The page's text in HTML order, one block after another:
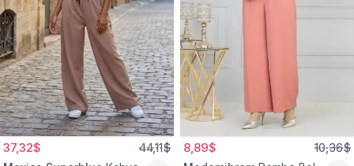
37,32$ 44,11$ 8,89$ 10,36$